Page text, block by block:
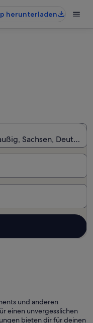
herunterladen
Sachsen,
und anderen
einen unvergesslichen
bieten dir für deinen